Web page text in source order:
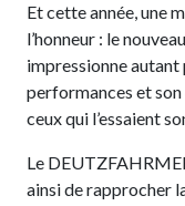
Et cette année, une
l’honneur : le nouveau
impressionne autant
performances et
ceux qui l’essaient
Le
ainsi de rapprocher